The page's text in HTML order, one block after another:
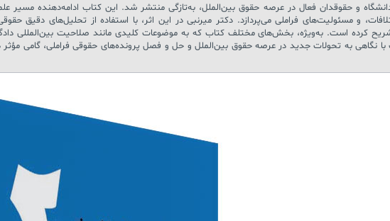
استاد برجسته دانشگاه و حقوقدان فعال در عرصه حقوق بین‌الملل، به‌تازگی منتشر شد. این کتاب
و مسئولیت‌های فراملی می‌پردازد. دکتر میرنبی در این اثر، با استفاده از تحلیل‌های دقیق
کرده است. به‌ویژه، بخش‌های مختلف کتاب که به موضوعات کلیدی مانند صلاحیت بین‌المللی
با نگاهی به تحولات جدید در عرصه حقوق بین‌الملل و حل و فصل پرونده‌های حقوقی فراملی، گامی